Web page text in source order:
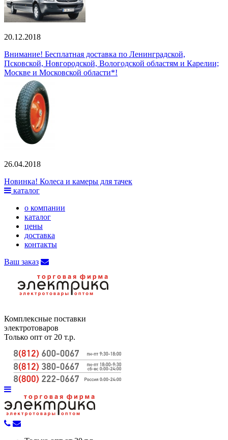
20.12.2018
Внимание! Бесплатная доставка по Ленинградской,
Псковской, Новгородской, Вологодской областям и Карелии;
Москве и Московской области*!
26.04.2018
Новинка! Колеса и камеры для тачек
каталог
о компании
каталог
цены
доставка
контакты
Ваш заказ
Комплексные поставки
электротоваров
Только опт от 20 т.р.